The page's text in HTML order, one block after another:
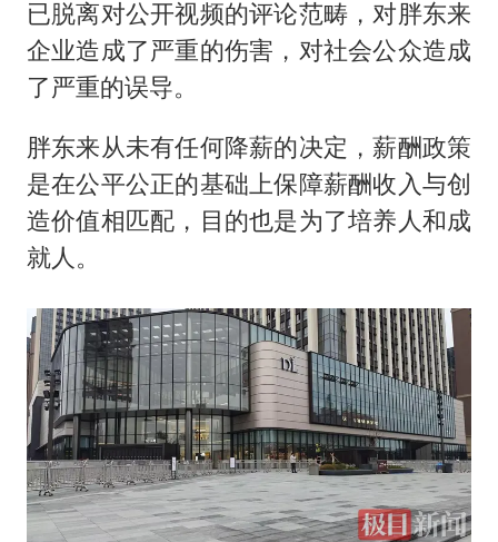
已脱离对公开视频的评论范畴，对胖东来
企业造成了严重的伤害，对社会公众造成
了严重的误导。
胖东来从未有任何降薪的决定，薪酬政策
是在公平公正的基础上保障薪酬收入与创
造价值相匹配，目的也是为了培养人和成
就人。